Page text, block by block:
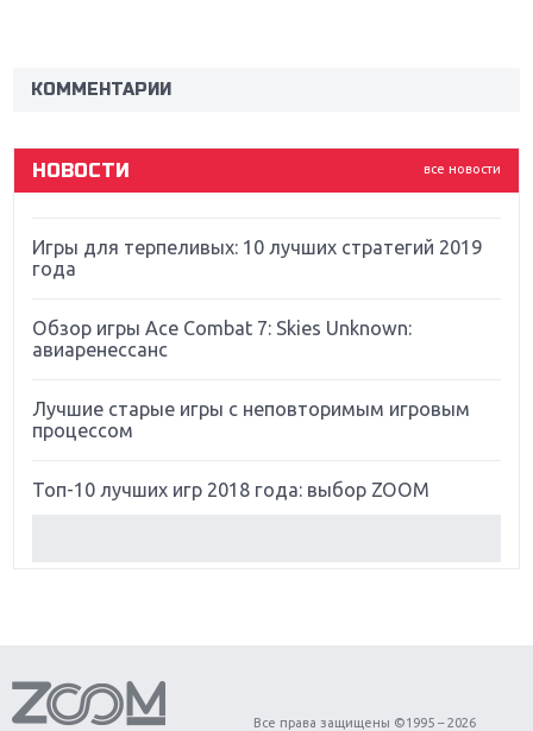
КОММЕНТАРИИ
все новости
НОВОСТИ
Far Cry 5: хвалить нельзя ругать
Игры для терпеливых: 10 лучших стратегий 2019
года
Обзор игры Ace Combat 7: Skies Unknown:
авиаренессанс
Лучшие старые игры с неповторимым игровым
процессом
Топ-10 лучших игр 2018 года: выбор ZOOM
Обзор игры Forza Horizon 4: вершина эволюции
Все права защищены ©1995 – 2026